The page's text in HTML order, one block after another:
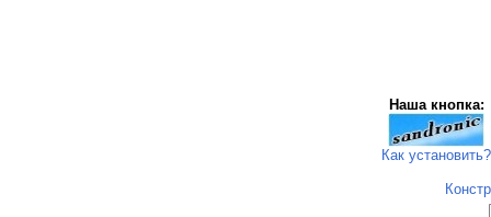
Наша кнопка:
Как установить?